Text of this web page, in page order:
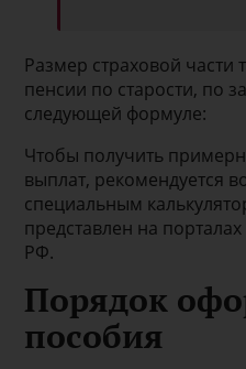
Размер страховой части
пенсии по старости, по
следующей формуле:
Чтобы получить
выплат, рекомендуется
специальным
представлен на
РФ.
Порядок
пособия